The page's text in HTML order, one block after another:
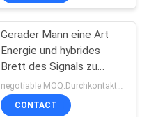
Gerader Mann eine Art
Energie und hybrides
Brett des Signals zu
Leiterplatten-Verbinder
Sn überzogen mit Gabeln
ROHS
CONTACT